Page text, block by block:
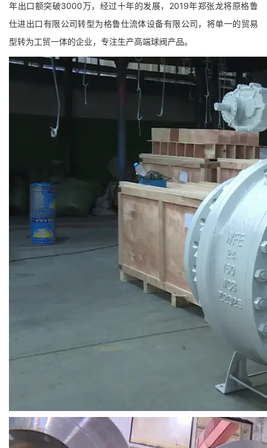
年出口额突破3000万，经过十年的发展，2019年郑张龙将原格鲁
仕进出口有限公司转型为格鲁仕流体设备有限公司，将单一的贸易
型转为工贸一体的企业，专注生产高端球阀产品。